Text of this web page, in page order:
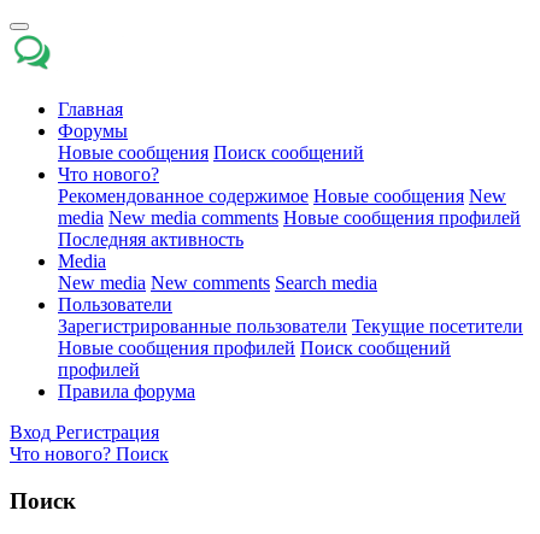
Главная
Форумы
Новые сообщения Поиск сообщений
Что нового?
Рекомендованное содержимое Новые сообщения New
media New media comments Новые сообщения профилей
Последняя активность
Media
New media New comments Search media
Пользователи
Зарегистрированные пользователи Текущие посетители
Новые сообщения профилей Поиск сообщений
профилей
Правила форума
Вход Регистрация
Что нового? Поиск
Поиск